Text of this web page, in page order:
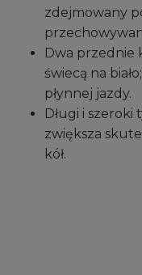
zdejmowany
Dwa przednie
świecą na
płynnej jazdy.
Długi i
zwiększa
kół.